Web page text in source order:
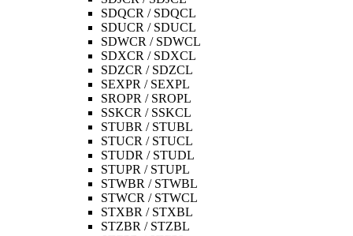
SDQCR / SDQCL
SDUCR / SDUCL
SDWCR / SDWCL
SDXCR / SDXCL
SDZCR / SDZCL
SEXPR / SEXPL
SROPR / SROPL
SSKCR / SSKCL
STUBR / STUBL
STUCR / STUCL
STUDR / STUDL
STUPR / STUPL
STWBR / STWBL
STWCR / STWCL
STXBR / STXBL
STZBR / STZBL